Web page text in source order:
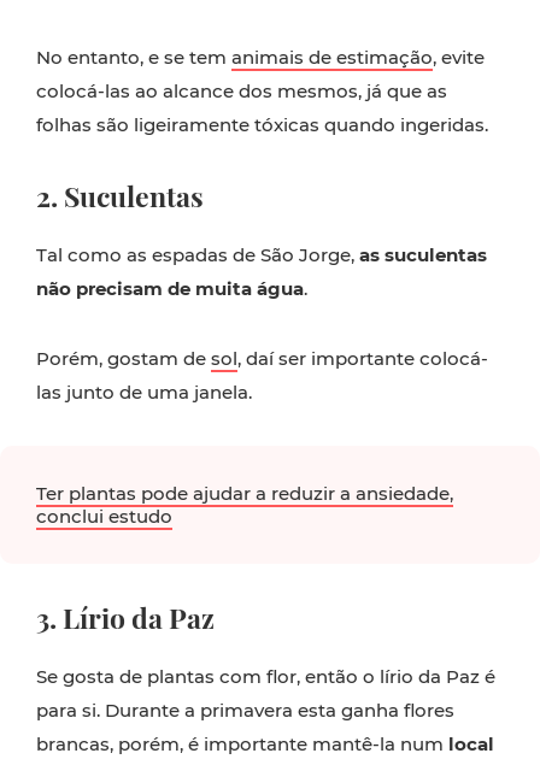
No entanto, e se tem animais de estimação, evite
colocá-las ao alcance dos mesmos, já que as
folhas são ligeiramente tóxicas quando ingeridas.
2. Suculentas
Tal como as espadas de São Jorge, as suculentas
não precisam de muita água.
Porém, gostam de sol, daí ser importante colocá-
las junto de uma janela.
Ter plantas pode ajudar a reduzir a ansiedade,
conclui estudo
3. Lírio da Paz
Se gosta de plantas com flor, então o lírio da Paz é
para si. Durante a primavera esta ganha flores
brancas, porém, é importante mantê-la num local